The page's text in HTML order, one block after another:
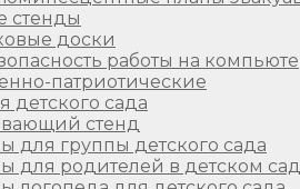
стенды
доски
работы на
патриотические
детского сада
стенд
для группы детского сада
для родителей в детском